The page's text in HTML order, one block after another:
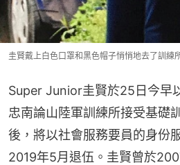
圭賢戴上白色口罩和黑色帽子悄悄地去了訓練
Super Junior圭賢於25日今早
忠南論山陸軍訓練所接受基礎
後，將以社會服務要員的身份
2019年5月退伍。圭賢曾於